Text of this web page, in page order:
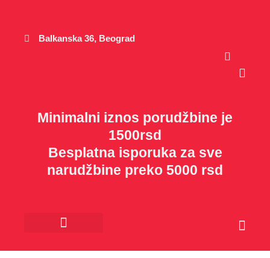
садржајBalkanska 36, Beograd
Cart
Minimalni iznos porudžbine je
1500rsd
Besplatna isporuka za sve
narudžbine preko 5000 rsd
Cart